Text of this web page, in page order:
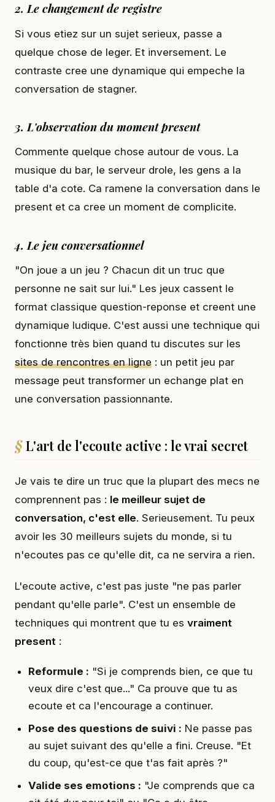
2. Le changement de registre
Si vous etiez sur un sujet serieux, passe a
quelque chose de leger. Et inversement. Le
contraste cree une dynamique qui empeche la
conversation de stagner.
3. L'observation du moment present
Commente quelque chose autour de vous. La
musique du bar, le serveur drole, les gens a la
table d'a cote. Ca ramene la conversation dans le
present et ca cree un moment de complicite.
4. Le jeu conversationnel
"On joue a un jeu ? Chacun dit un truc que
personne ne sait sur lui." Les jeux cassent le
format classique question-reponse et creent une
dynamique ludique. C'est aussi une technique qui
fonctionne très bien quand tu discutes sur les
sites de rencontres en ligne : un petit jeu par
message peut transformer un echange plat en
une conversation passionnante.
L'art de l'ecoute active : le vrai secret
Je vais te dire un truc que la plupart des mecs ne
comprennent pas : le meilleur sujet de
conversation, c'est elle. Serieusement. Tu peux
avoir les 30 meilleurs sujets du monde, si tu
n'ecoutes pas ce qu'elle dit, ca ne servira a rien.
L'ecoute active, c'est pas juste "ne pas parler
pendant qu'elle parle". C'est un ensemble de
techniques qui montrent que tu es vraiment
present :
Reformule : "Si je comprends bien, ce que tu
veux dire c'est que..." Ca prouve que tu as
ecoute et ca l'encourage a continuer.
Pose des questions de suivi : Ne passe pas
au sujet suivant des qu'elle a fini. Creuse. "Et
du coup, qu'est-ce que t'as fait après ?"
Valide ses emotions : "Je comprends que ca